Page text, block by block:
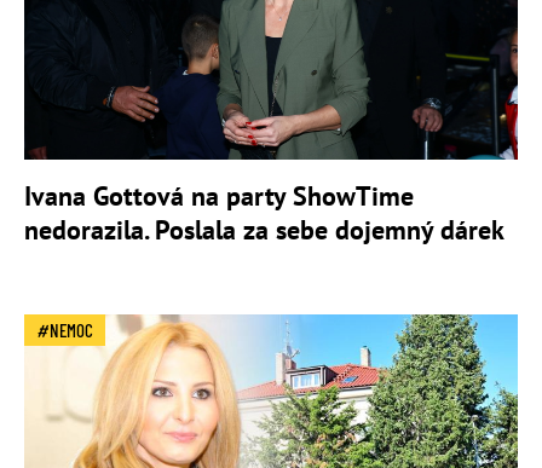
Ivana Gottová na party ShowTime
nedorazila. Poslala za sebe dojemný dárek
NEMOC